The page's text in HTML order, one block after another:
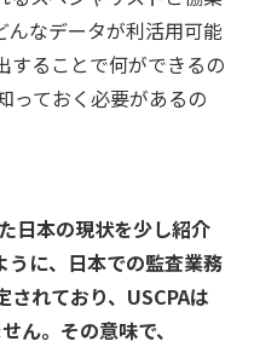
んなデータが利活用可能
することで何ができるの
っておく必要があるの
日本の現状を少し紹介
うに、日本での監査業務
れており、USCPAは
ん。その意味で、